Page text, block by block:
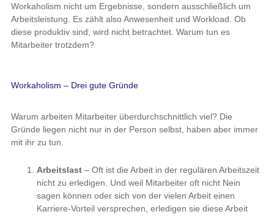
Workaholism nicht um Ergebnisse, sondern ausschließlich um
Arbeitsleistung. Es zählt also Anwesenheit und Workload. Ob
diese produktiv sind, wird nicht betrachtet. Warum tun es
Mitarbeiter trotzdem?
Workaholism – Drei gute Gründe
Warum arbeiten Mitarbeiter überdurchschnittlich viel? Die
Gründe liegen nicht nur in der Person selbst, haben aber immer
mit ihr zu tun.
Arbeitslast– Oft ist die Arbeit in der regulären Arbeitszeit
nicht zu erledigen. Und weil Mitarbeiter oft nicht Nein
sagen können oder sich von der vielen Arbeit einen
Karriere-Vorteil versprechen, erledigen sie diese Arbeit